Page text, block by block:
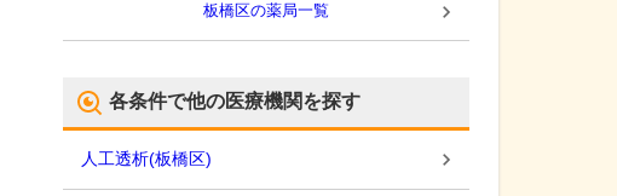
板橋区の薬局一覧
各条件で他の医療機関を探す
人工透析(板橋区)